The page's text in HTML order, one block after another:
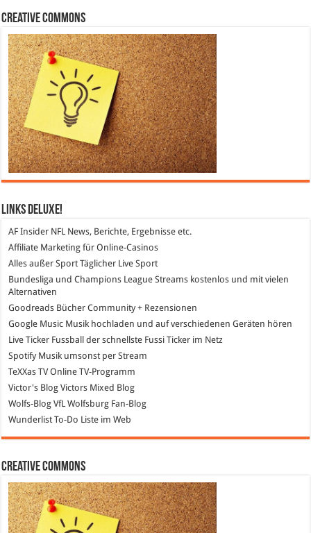
Creative Commons
Links DeLuXe!
AF Insider NFL News, Berichte, Ergebnisse etc.
Affiliate Marketing für Online-Casinos
Alles außer Sport Täglicher Live Sport
Bundesliga und Champions League Streams kostenlos und mit vielen
Alternativen
Goodreads Bücher Community + Rezensionen
Google Music Musik hochladen und auf verschiedenen Geräten hören
Live Ticker Fussball der schnellste Fussi Ticker im Netz
SpotifyMusik umsonst per Stream
TeXXas TVOnline TV-Programm
Victor's Blog Victors Mixed Blog
Wolfs-Blog VfL Wolfsburg Fan-Blog
Wunderlist To-Do Liste im Web
Creative Commons